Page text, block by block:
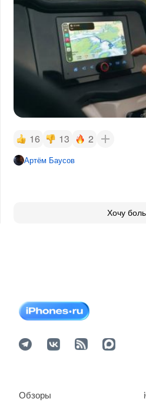
16 13 2
Артём Баусов
Хочу
Обзоры